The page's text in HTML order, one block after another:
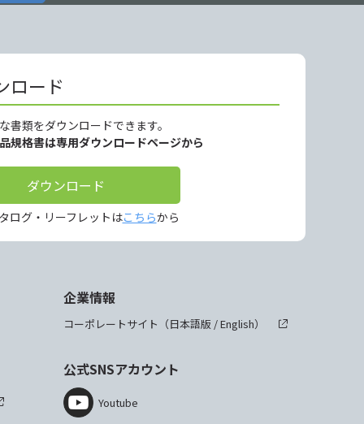
ロード
書類をダウンロードできます。
規格書は専用ダウンロードページから
ダウンロード
ログ・リーフレットはこちらから
企業情報
コーポレートサイト（日本語版 /English）
公式SNSアカウント
Youtube